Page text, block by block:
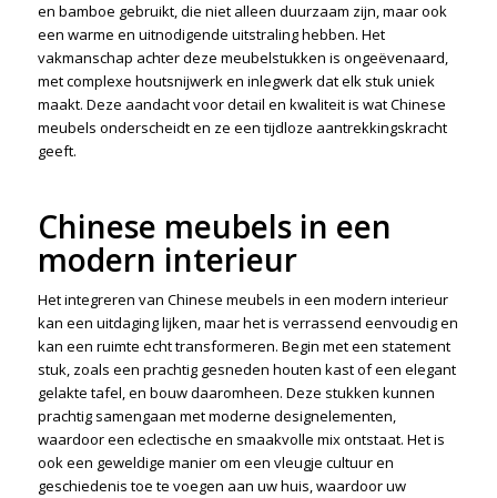
en bamboe gebruikt, die niet alleen duurzaam zijn, maar ook
een warme en uitnodigende uitstraling hebben. Het
vakmanschap achter deze meubelstukken is ongeëvenaard,
met complexe houtsnijwerk en inlegwerk dat elk stuk uniek
maakt. Deze aandacht voor detail en kwaliteit is wat Chinese
meubels onderscheidt en ze een tijdloze aantrekkingskracht
geeft.
Chinese meubels in een
modern interieur
Het integreren van Chinese meubels in een modern interieur
kan een uitdaging lijken, maar het is verrassend eenvoudig en
kan een ruimte echt transformeren. Begin met een statement
stuk, zoals een prachtig gesneden houten kast of een elegant
gelakte tafel, en bouw daaromheen. Deze stukken kunnen
prachtig samengaan met moderne designelementen,
waardoor een eclectische en smaakvolle mix ontstaat. Het is
ook een geweldige manier om een vleugje cultuur en
geschiedenis toe te voegen aan uw huis, waardoor uw